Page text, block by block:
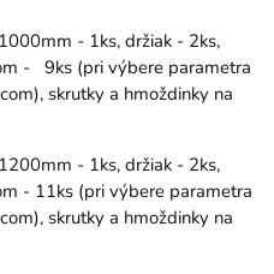
- 1ks, držiak - 2ks,
- 9ks (pri výbere parametra
skrutky a hmoždinky na
- 1ks, držiak - 2ks,
- 11ks (pri výbere parametra
skrutky a hmoždinky na